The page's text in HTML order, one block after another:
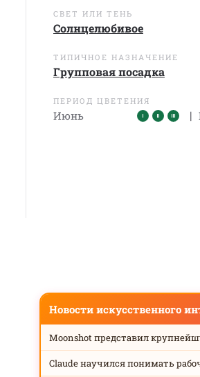
СВЕТ ИЛИ ТЕНЬ
Солнцелюбивое
ТИПИЧНОЕ НАЗНАЧЕНИЕ
Групповая посадка
ПЕРИОД ЦВЕТЕНИЯ
Июнь |
Новости искусственного
Moonshot представил
Claude научился понимать